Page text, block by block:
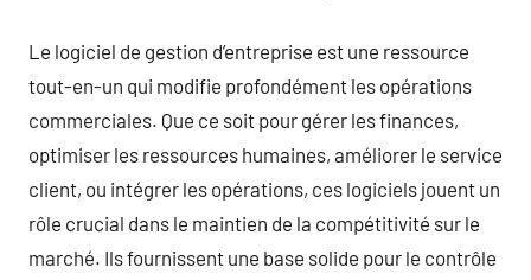
Le logiciel de gestion d’entreprise est une ressource
tout-en-un qui modifie profondément les opérations
commerciales. Que ce soit pour gérer les finances,
optimiser les ressources humaines, améliorer le service
client, ou intégrer les opérations, ces logiciels jouent un
rôle crucial dans le maintien de la compétitivité sur le
marché. Ils fournissent une base solide pour le contrôle